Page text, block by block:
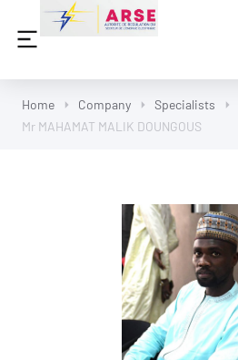
Home Company
Specialists
Mr MAHAMAT MALIK DOUNGOUS